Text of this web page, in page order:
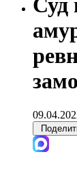
Суд